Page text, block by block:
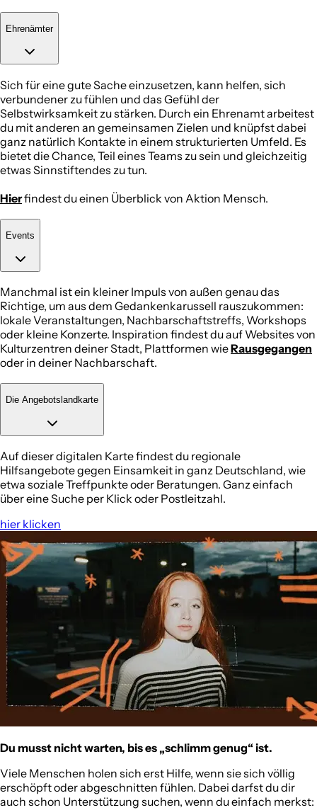
Ehrenämter
Sich für eine gute Sache einzusetzen, kann helfen, sich
verbundener zu fühlen und das Gefühl der
Selbstwirksamkeit zu stärken. Durch ein Ehrenamt arbeitest
du mit anderen an gemeinsamen Zielen und knüpfst dabei
ganz natürlich Kontakte in einem strukturierten Umfeld. Es
bietet die Chance, Teil eines Teams zu sein und gleichzeitig
etwas Sinnstiftendes zu tun.
Hierfindest du einen Überblick von Aktion Mensch.
Events
Manchmal ist ein kleiner Impuls von außen genau das
Richtige, um aus dem Gedankenkarussell rauszukommen:
lokale Veranstaltungen, Nachbarschaftstreffs, Workshops
oder kleine Konzerte. Inspiration findest du auf Websites von
Kulturzentren deiner Stadt, Plattformen wieRausgegangen
oder in deiner Nachbarschaft.
Die Angebotslandkarte
Auf dieser digitalen Karte findest du regionale
Hilfsangebote gegen Einsamkeit in ganz Deutschland, wie
etwa soziale Treffpunkte oder Beratungen. Ganz einfach
über eine Suche per Klick oder Postleitzahl.
hier klicken
Du musst nicht warten, bis es „schlimm genug“ ist.
Viele Menschen holen sich erst Hilfe, wenn sie sich völlig
erschöpft oder abgeschnitten fühlen. Dabei darfst du dir
auch schon Unterstützung suchen, wenn du einfach merkst: